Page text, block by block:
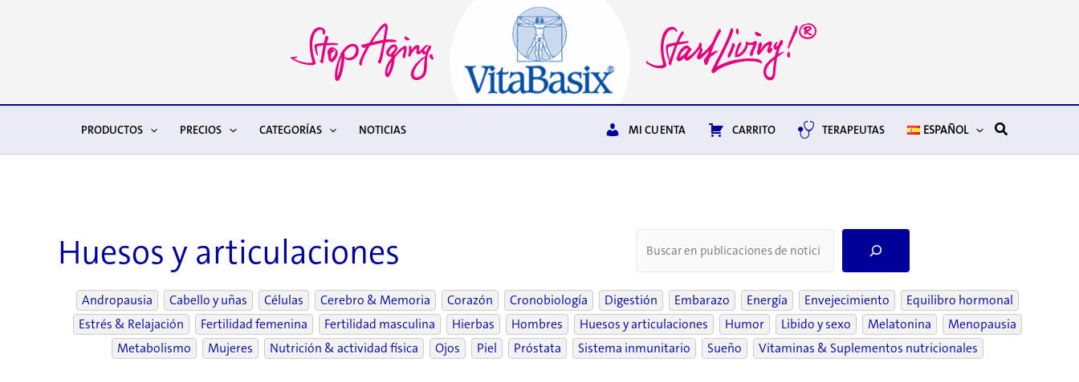
PRODUCTOS PRECIOS CATEGORÍAS NOTICIAS MI CUENTA CARRITO TERAPEUTAS ESPAÑOL Buscar
Huesos y articulaciones
r
c
h
Andropausia Cabello y uñas Células Cerebro & Memoria Corazón Cronobiología Digestión Embarazo Energía Envejecimiento
Equilibro hormonal
Estrés & Relajación
Fertilidad femenina Fertilidad masculina Hierbas Hombres Huesos y articulaciones Humor Libido y sexo Melatonina
Menopausia
Metabolismo
Mujeres Nutrición & actividad física Ojos Piel Próstata Sistema inmunitario Sueño Vitaminas & Suplementos nutricionales